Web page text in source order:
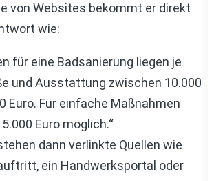
von Websites bekommt er direkt
wie:
für eine Badsanierung liegen je
und Ausstattung zwischen 10.000
Euro. Für einfache Maßnahmen
Euro möglich.“
dann verlinkte Quellen wie
ein Handwerksportal oder